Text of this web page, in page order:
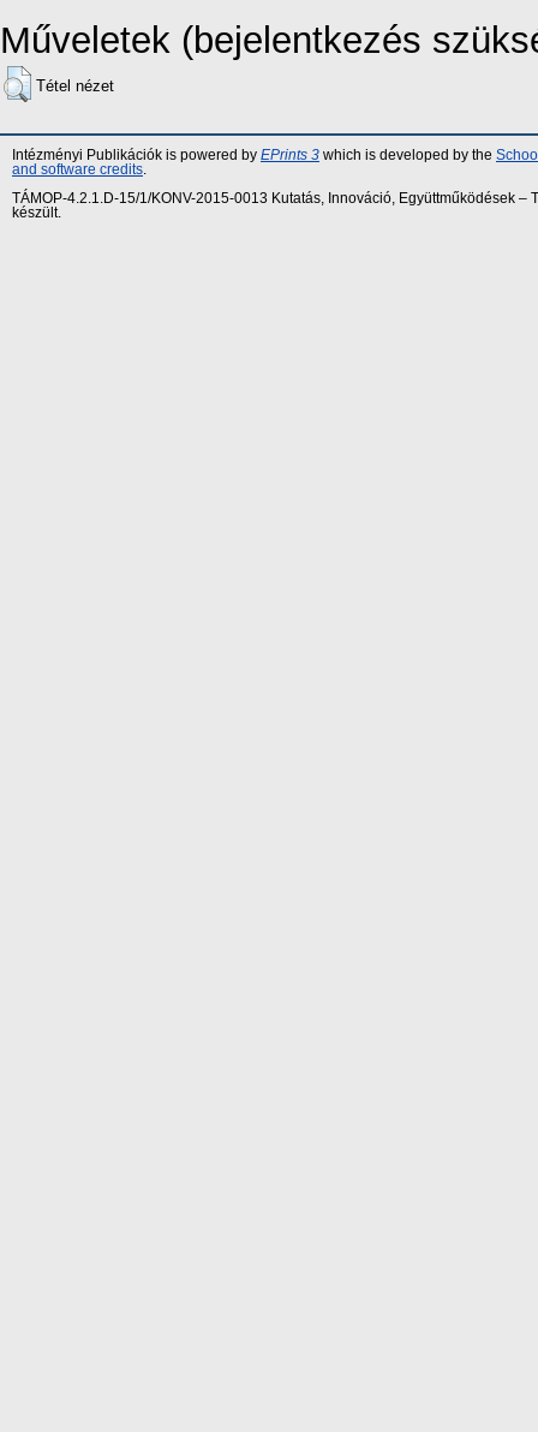
Műveletek (bejelentkezés
Tétel nézet
Intézményi Publikációk is powered by EPrints 3 which is developed by the
and software credits.
TÁMOP-4.2.1.D-15/1/KONV-2015-0013 Kutatás, Innováció, Együttműködések
készült.